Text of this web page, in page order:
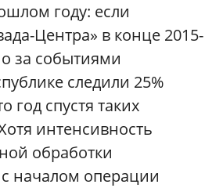
году: если
Центра» в конце 2015-
за событиями
следили 25%
год спустя таких
интенсивность
обработки
началом операции